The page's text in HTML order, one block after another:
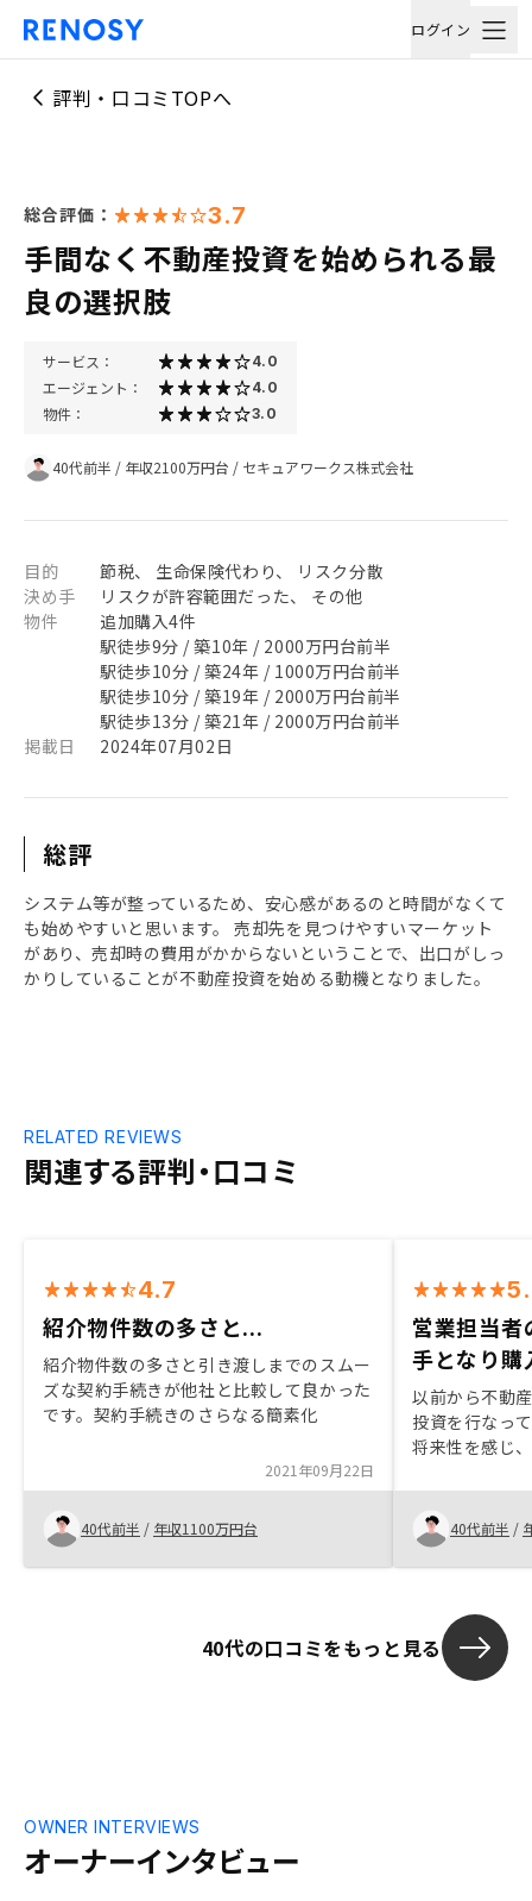
ログイン
評判・口コミTOPへ
総合評価： 3.7
手間なく不動産投資を始められる最
良の選択肢
サービス： 4.0
エージェント： 4.0
物件： 3.0
40代前半 / 年収2100万円台 / セキュアワークス株式会社
目的
節税、 生命保険代わり、 リスク分散
決め手
リスクが許容範囲だった、 その他
物件
追加購入4件
駅徒歩9分 / 築10年 / 2000万円台前半
駅徒歩10分 / 築24年 / 1000万円台前半
駅徒歩10分 / 築19年 / 2000万円台前半
駅徒歩13分 / 築21年 / 2000万円台前半
掲載日
2024年07月02日
総評
システム等が整っているため、安心感があるのと時間がなくて
も始めやすいと思います。 売却先を見つけやすいマーケット
があり、売却時の費用がかからないということで、出口がしっ
かりしていることが不動産投資を始める動機となりました。
関連する評判・口コミ
RELATED REVIEWS
4.7
紹介物件数の多さと...
紹介物件数の多さと引き渡しまでのスムー
ズな契約手続きが他社と比較して良かった
です。契約手続きのさらなる簡素化
2021年09月22日
40代前半 / 年収1100万円台
営業担当者
手となり購
以前から不動
投資を行なっ
将来性を感じ
営業担当者と
さと、御社サ
め。コロナが
様なものを企
ですが、現物
客が多いと思
40代前半 /
40代の口コミをもっと見る
オーナーインタビュー
OWNER INTERVIEWS